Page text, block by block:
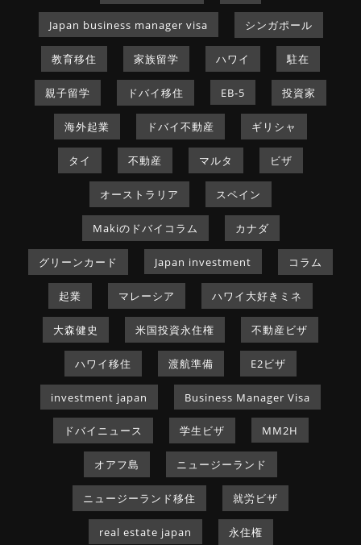
Japan business manager visa シンガポール
教育移住 家族留学 ハワイ 駐在
親子留学 ドバイ移住 EB-5 投資家
海外起業 ドバイ不動産 ギリシャ
タイ 不動産 マルタ ビザ
オーストラリア スペイン
Makiのドバイコラム カナダ
グリーンカード Japan investment コラム
起業 マレーシア ハワイ大好きミネ
大森健史 米国投資永住権 不動産ビザ
ハワイ移住 渡航準備 E2ビザ
investment japan Business Manager Visa
ドバイニュース 学生ビザ MM2H
オアフ島 ニュージーランド
ニュージーランド移住 就労ビザ
real estate japan 永住権